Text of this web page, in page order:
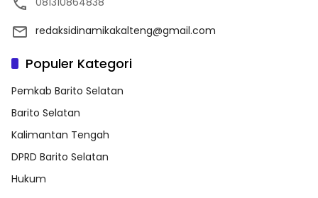
redaksidinamikakalteng@gmail.com
Populer Kategori
Pemkab Barito Selatan
Barito Selatan
Kalimantan Tengah
DPRD Barito Selatan
Hukum